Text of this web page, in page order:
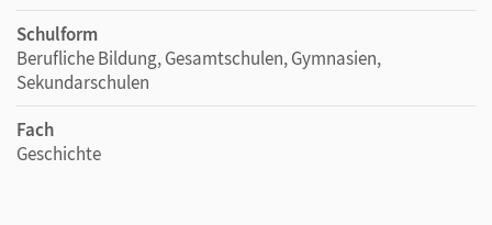
Schulform
Berufliche Bildung, Gesamtschulen, Gymnasien,
Sekundarschulen
Fach
Geschichte